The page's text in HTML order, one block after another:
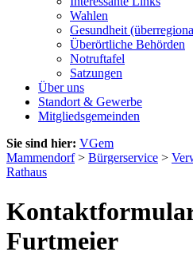
Wahlen
Gesundheit
Überörtliche Behörden
Notruftafel
Satzungen
Über uns
Standort & Gewerbe
Mitgliedsgemeinden
Sie sind hier: VGem
Mammendorf> Bürgerservice >
Rathaus
Furtmeier